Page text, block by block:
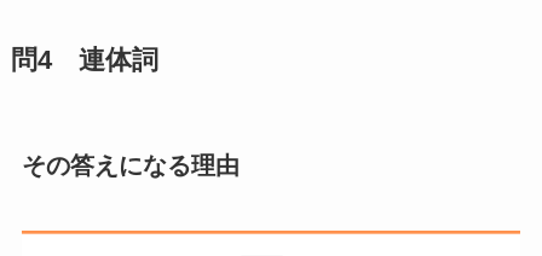
問4 連体詞
その答えになる理由